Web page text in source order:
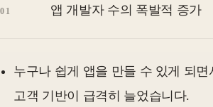
앱 개발자 수의 폭발적 증가
누구나 쉽게 앱을 만들 수 있게 되면
고객 기반이 급격히 늘었습니다.